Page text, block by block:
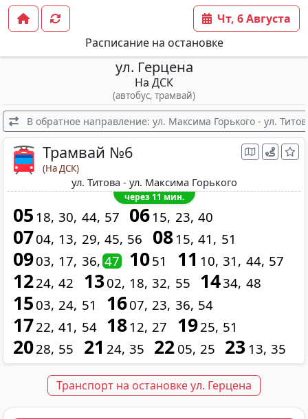
Расписание на остановке
Чт, 6 Августа
ул. Герцена
На ДСК
(автобус, трамвай)
В обратное направление: ул. Максима Горького - ул.
Трамвай №6
(На ДСК)
ул. Титова - ул. Максима Горького
через 11 мин.
05 18 30 44 57 06 15 23 40
0704 13 29 45 56 08 15 41 51
0903 17 36 47 1051 11 10 31 44 57
1224 42 1302 18 32 55 1434 48
15 03 24 51 1607 23 36 54
1722 41 54 18 12 27 1925 51
2028 55 21 24 35 22 05 25 23 13 35
Транспорт на остановке ул. Герцена